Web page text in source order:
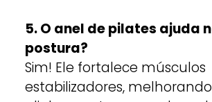
5. O anel de pilates ajuda
postura?
Sim! Ele fortalece músculos
estabilizadores,